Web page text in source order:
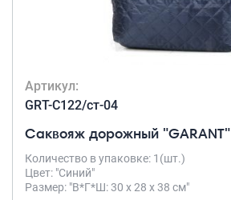
Артикул:
GRT-C122/ст-04
Саквояж дорожный "GARANT"
Количество в упаковке: 1(шт.)
Цвет: "Синий"
Размер: "В*Г*Ш: 30 х 28 х 38 см"